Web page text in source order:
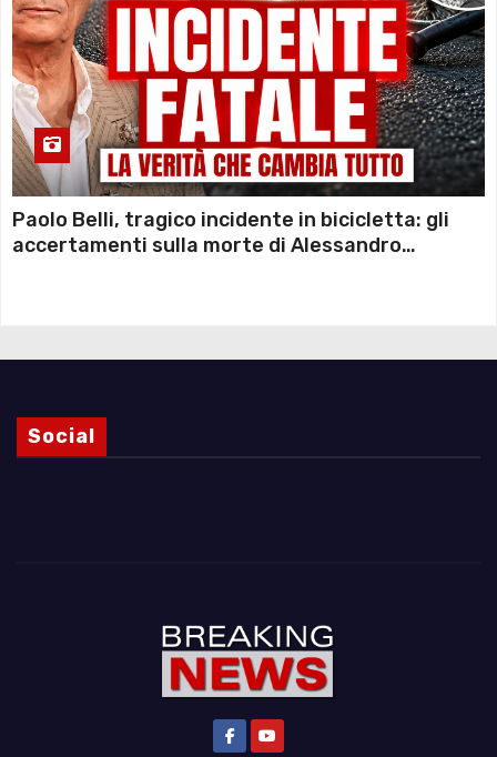
Paolo Belli, tragico incidente in bicicletta: gli
accertamenti sulla morte di Alessandro
Social